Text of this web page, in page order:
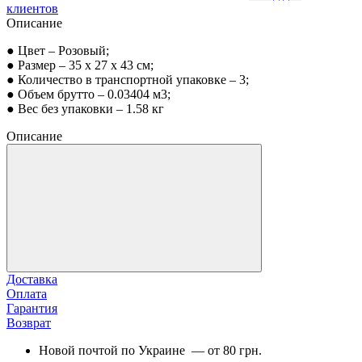
клиентов
Описание
● Цвет – Розовый;
● Размер – 35 x 27 x 43 см;
● Количество в транспортной упаковке – 3;
● Объем брутто – 0.03404 м3;
● Вес без упаковки – 1.58 кг
Описание
Доставка
Оплата
Гарантия
Возврат
Новой почтой по Украине — от 80 грн.